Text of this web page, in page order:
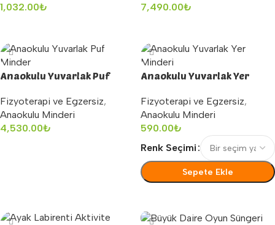
1,032.00₺
7,490.00₺
Anaokulu Yuvarlak Puf
Fizyoterapi ve Egzersiz,
Anaokulu Minderi
4,530.00₺
Anaokulu Yuvarlak Yer
Fizyoterapi ve Egzersiz,
Anaokulu Minderi
590.00₺
Renk Seçimi
Sepete Ekle